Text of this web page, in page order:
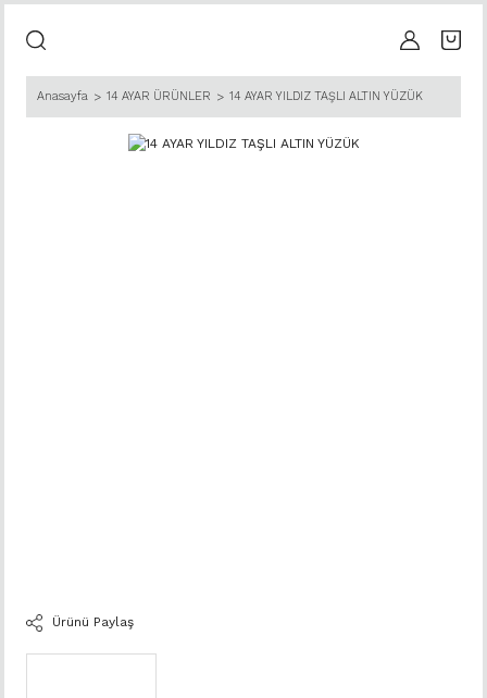
Anasayfa 14 AYAR ÜRÜNLER 14 AYAR YILDIZ TAŞLI ALTIN YÜZÜK
Ürünü Paylaş